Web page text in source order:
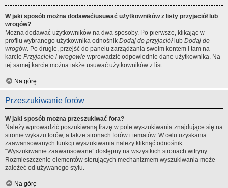
W jaki sposób można dodawać/usuwać użytkowników z listy przyjaciół lub
wrogów?
Można dodawać użytkowników na dwa sposoby. Po pierwsze, klikając w
profilu wybranego użytkownika odnośnik Dodaj do przyjaciół lub Dodaj do
wrogów. Po drugie, przejść do panelu zarządzania swoim kontem i tam na
karcie Przyjaciele i wrogowie wprowadzić odpowiednie dane użytkownika. Na
tej samej karcie można także usuwać użytkowników z list.
Na górę
Przeszukiwanie forów
W jaki sposób można przeszukiwać fora?
Należy wprowadzić poszukiwaną frazę w pole wyszukiwania znajdujące się na
stronie wykazu forów, a także stronach forów i tematów. W celu uzyskania
zaawansowanych funkcji wyszukiwania należy kliknąć odnośnik
“Wyszukiwanie zaawansowane” dostępny na wszystkich stronach witryny.
Rozmieszczenie elementów sterujących mechanizmem wyszukiwania może
zależeć od używanego stylu.
Na górę